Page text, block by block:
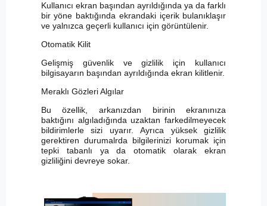
Kullanıcı ekran başından ayrıldığında ya da farklı
bir yöne baktığında ekrandaki içerik bulanıklaşır
ve yalnızca geçerli kullanıcı için görüntülenir.
Otomatik Kilit
Gelişmiş güvenlik ve gizlilik için kullanıcı
bilgisayarın başından ayrıldığında ekran kilitlenir.
Meraklı Gözleri Algılar
Bu özellik, arkanızdan birinin ekranınıza
baktığını algıladığında uzaktan farkedilmeyecek
bildirimlerle sizi uyarır. Ayrıca yüksek gizlilik
gerektiren durumalrda bilgilerinizi korumak için
tepki tabanlı ya da otomatik olarak ekran
gizliliğini devreye sokar.